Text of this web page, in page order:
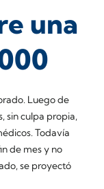
una
Luego de
sin culpa propia,
Todavía
de mes y no
se proyectó